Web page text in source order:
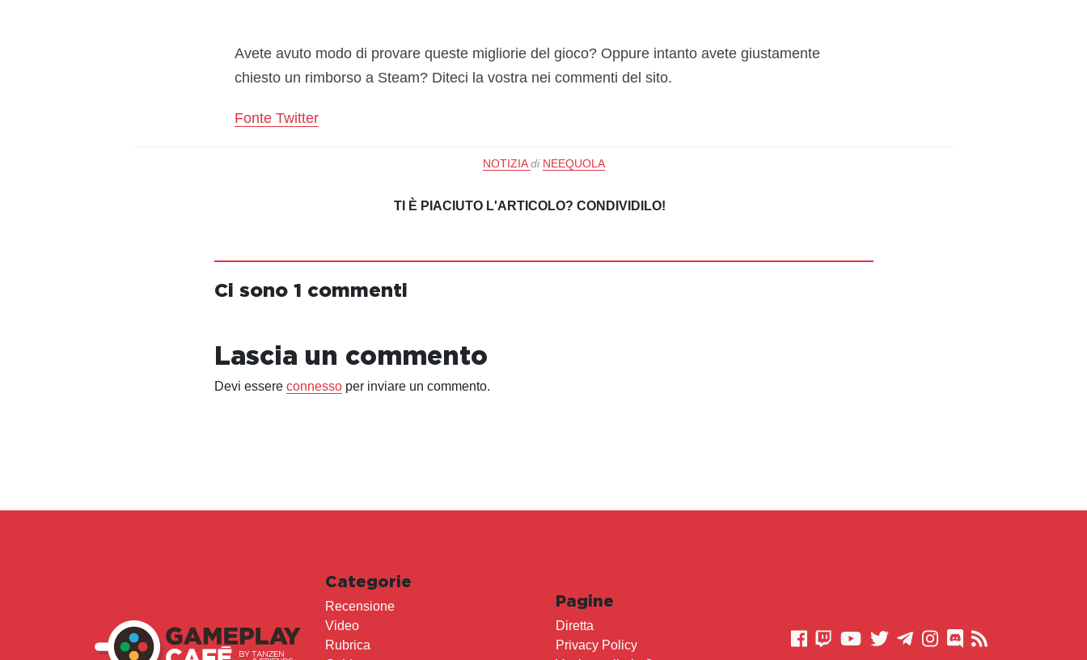
Avete avuto modo di provare queste migliorie del gioco? Oppure intanto avete giustamente
chiesto un rimborso a Steam? Diteci la vostra nei commenti del sito.
Fonte Twitter
NOTIZIA di NEEQUOLA
TI È PIACIUTO L'ARTICOLO? CONDIVIDILO!
Ci sono 1 commenti
Lascia un commento
Devi essere connessoper inviare un commento.
Categorie
Recensione
Video
Rubrica
Pagine
Diretta
Privacy Policy